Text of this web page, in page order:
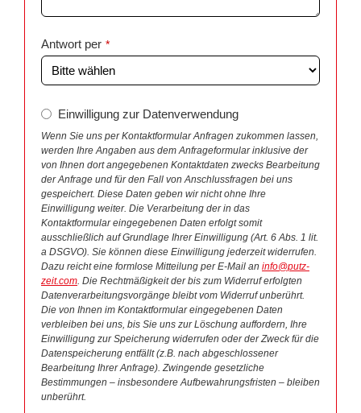
Antwort per *
Einwilligung zur Datenverwendung
Wenn Sie uns per Kontaktformular Anfragen zukommen lassen,
werden Ihre Angaben aus dem Anfrageformular inklusive der
von Ihnen dort angegebenen Kontaktdaten zwecks Bearbeitung
der Anfrage und für den Fall von Anschlussfragen bei uns
gespeichert. Diese Daten geben wir nicht ohne Ihre
Einwilligung weiter. Die Verarbeitung der in das
Kontaktformular eingegebenen Daten erfolgt somit
ausschließlich auf Grundlage Ihrer Einwilligung (Art. 6 Abs. 1 lit.
a DSGVO). Sie können diese Einwilligung jederzeit widerrufen.
Dazu reicht eine formlose Mitteilung per E-Mail an info@putz-
zeit.com. Die Rechtmäßigkeit der bis zum Widerruf erfolgten
Datenverarbeitungsvorgänge bleibt vom Widerruf unberührt.
Die von Ihnen im Kontaktformular eingegebenen Daten
verbleiben bei uns, bis Sie uns zur Löschung auffordern, Ihre
Einwilligung zur Speicherung widerrufen oder der Zweck für die
Datenspeicherung entfällt (z.B. nach abgeschlossener
Bearbeitung Ihrer Anfrage). Zwingende gesetzliche
Bestimmungen – insbesondere Aufbewahrungsfristen – bleiben
unberührt.